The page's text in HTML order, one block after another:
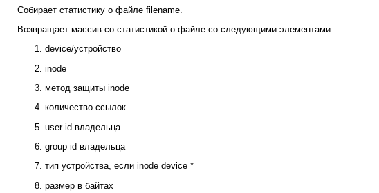
Собирает статистику о файле filename.
Возвращает массив со статистикой о файле со следующими элементами:
device/устройство
inode
метод защиты inode
количество ссылок
user id владельца
group id владельца
тип устройства, если inode device *
размер в байтах